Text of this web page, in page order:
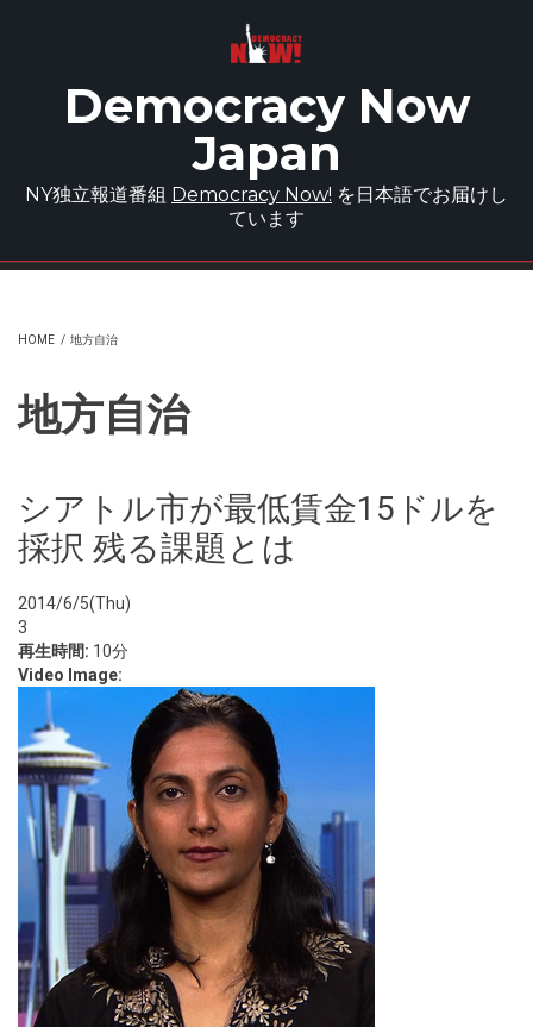
Democracy Now
Japan
NY独立報道番組 Democracy Now! を日本語でお届けし
ています
HOME / 地方自治
地方自治
シアトル市が最低賃金15ドルを
採択 残る課題とは
2014/6/5(Thu)
3
再生時間: 10分
Video Image: